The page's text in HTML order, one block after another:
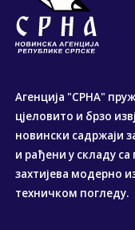
Агенција "СРНА"
цјеловито и брзо
новински садржаји
и рађени у складу
захтијева модерно
техничком погледу.